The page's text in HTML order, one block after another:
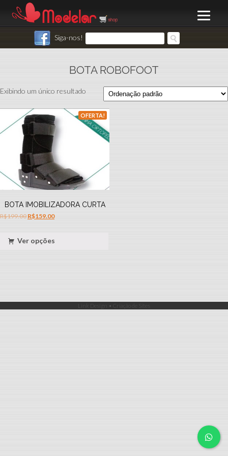
Siga-nos!
BOTA ROBOFOOT
Exibindo um único resultado
OFERTA!
BOTA IMOBILIZADORA CURTA
R$199.00 R$159.00
Ver opções
Link Design • Criação de Sites